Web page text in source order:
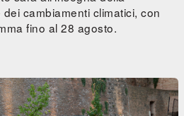
cambiamenti climatici, con
fino al 28 agosto.